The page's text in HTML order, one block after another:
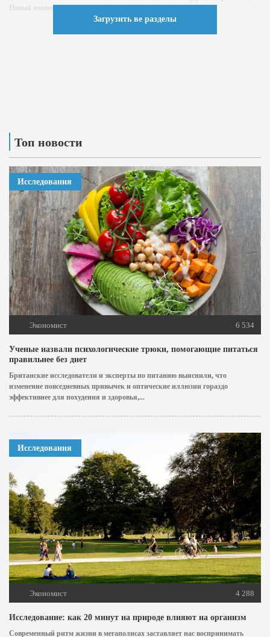
Топ новости
Исследования
Экономист 6 534
Ученые назвали психологические трюки, помогающие питаться
правильнее без диет
Британские исследователи и эксперты по питанию выяснили, что
изменение повседневных привычек и оптические иллюзии гораздо
эффективнее для похудения и здоровья,...
Исследования
Экономист 4 288
Исследование: как 20 минут на природе влияют на организм
Современный ритм жизни в мегаполисах заставляет нас воспринимать
Новый номинал является...
Загрузить ве разделы